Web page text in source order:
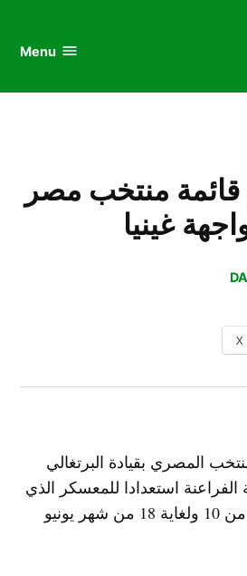
Menu
قائمة منتخب مصر
غينيا
X
المصري بقيادة البرتغالي
استعدادا للمعسكر الذي
سينطلق خلال الفترة من 10 ولغاية 18 من شهر يونيو